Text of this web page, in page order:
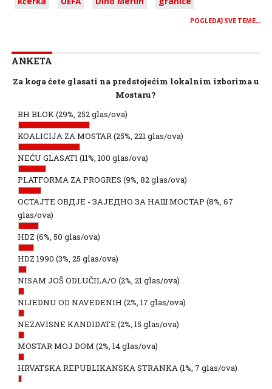
POGLEDAJ SVE TEME…
ANKETA
Za koga ćete glasati na predstojećim lokalnim izborima u
Mostaru?
BH BLOK(29%, 252 glas/ova)
KOALICIJA ZA MOSTAR(25%, 221 glas/ova)
NEĆU GLASATI (11%, 100 glas/ova)
PLATFORMA ZA PROGRES (9%, 82 glas/ova)
ОСТАЈТЕ ОВДЈЕ - ЗАЈЕДНО ЗА НАШ МОСТАР (8%, 67
glas/ova)
HDZ (6%, 50 glas/ova)
HDZ 1990 (3%, 25 glas/ova)
NISAM JOŠ ODLUČILA/O (2%, 21 glas/ova)
NIJEDNU OD NAVEDENIH (2%, 17 glas/ova)
NEZAVISNE KANDIDATE (2%, 15 glas/ova)
MOSTAR MOJ DOM (2%, 14 glas/ova)
HRVATSKA REPUBLIKANSKA STRANKA(1%, 7 glas/ova)